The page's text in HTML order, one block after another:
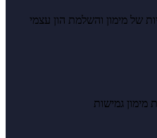
של מימון והשלמת הון עצמי
מימון גמישות